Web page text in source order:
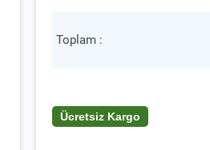
Toplam :
Ücretsiz Kargo